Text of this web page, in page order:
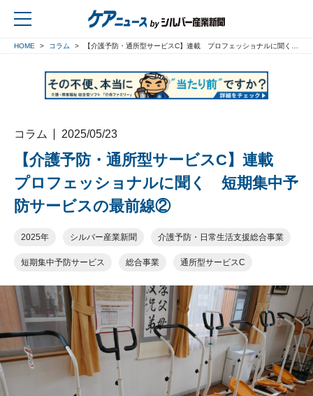
HOME コラム 【介護予防・通所型サービスC】連載 プロフェッショナルに聞く 短期集中予防サービスの最前線②
コラム 2025/05/23
【介護予防・通所型サービスC】連載
プロフェッショナルに聞く 短期集中予
防サービスの最前線②
2025年 シルバー産業新聞 介護予防・日常生活支援総合事業
短期集中予防サービス 総合事業 通所型サービスC